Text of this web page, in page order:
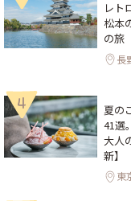
レト
松本
の旅
長
4
夏の
41選
大人
新】
東